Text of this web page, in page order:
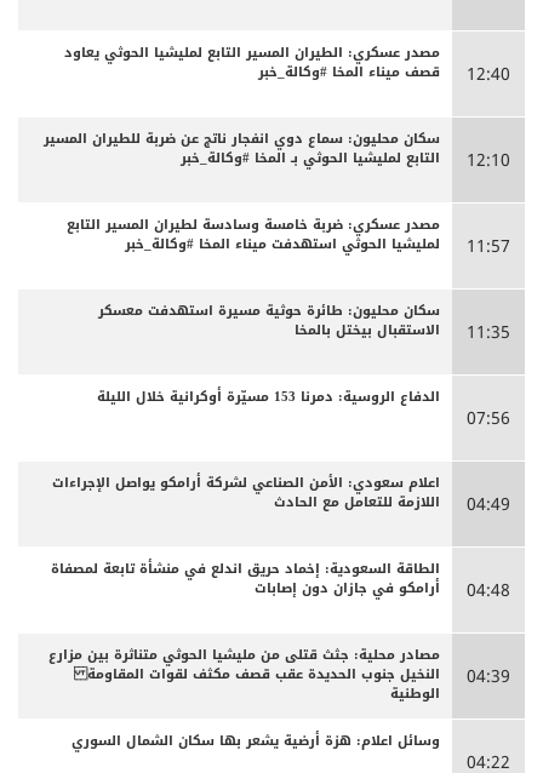
12:40
مصدر عسكري: الطيران المسير التابع لمليشيا الحوثي يعاود
قصف ميناء المخا #وكالة_خبر
12:10
سكان محليون: سماع دوي انفجار ناتج عن ضربة للطيران المسير
التابع لمليشيا الحوثي بـ المخا #وكالة_خبر
11:57
مصدر عسكري: ضربة خامسة وسادسة لطيران المسير التابع
لمليشيا الحوثي استهدفت ميناء المخا #وكالة_خبر
11:35
سكان محليون: طائرة حوثية مسيرة استهدفت معسكر
الاستقبال بيختل بالمخا
07:56
الدفاع الروسية: دمرنا 153 مسيّرة أوكرانية خلال الليلة
04:49
اعلام سعودي: الأمن الصناعي لشركة أرامكو يواصل الإجراءات
اللازمة للتعامل مع الحادث
04:48
الطاقة السعودية: إخماد حريق اندلع في منشأة تابعة لمصفاة
أرامكو في جازان دون إصابات
04:39
مصادر محلية: جثث قتلى من مليشيا الحوثي متناثرة بين مزارع
النخيل جنوب الحديدة عقب قصف مكثف لقوات المقاومة
الوطنية
04:22
وسائل اعلام: هزة أرضية يشعر بها سكان الشمال السوري